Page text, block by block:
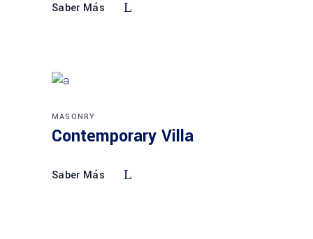
Saber Más
MASONRY
Contemporary Villa
Saber Más